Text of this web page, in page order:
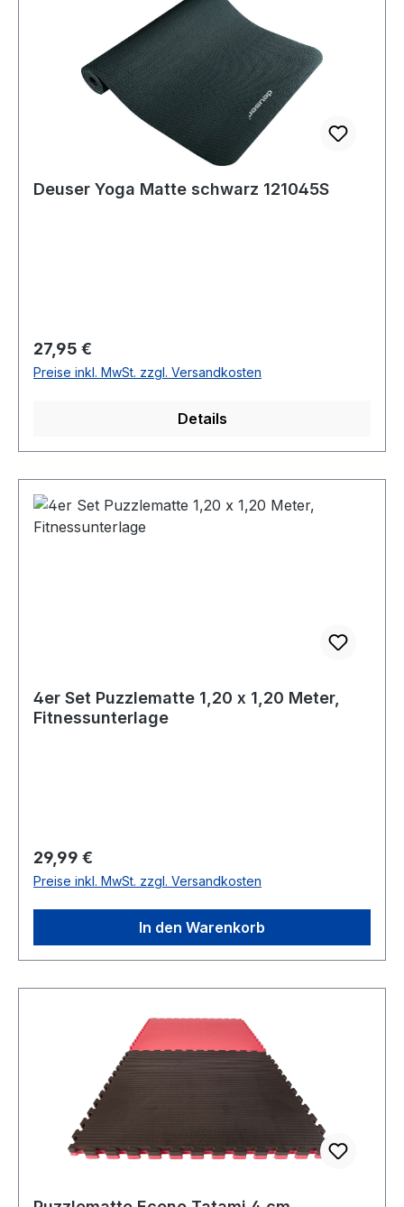
Deuser Yoga Matte schwarz 121045S
Regulärer Preis:
27,95 €
Preise inkl. MwSt. zzgl. Versandkosten
Details
4er Set Puzzlematte 1,20 x 1,20 Meter,
Fitnessunterlage
Regulärer Preis:
29,99 €
Preise inkl. MwSt. zzgl. Versandkosten
In den Warenkorb